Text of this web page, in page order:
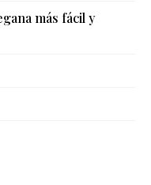
más fácil y